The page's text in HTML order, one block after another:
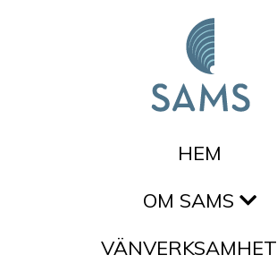
HEM
OM SAMS
VÄNVERKSAMHET